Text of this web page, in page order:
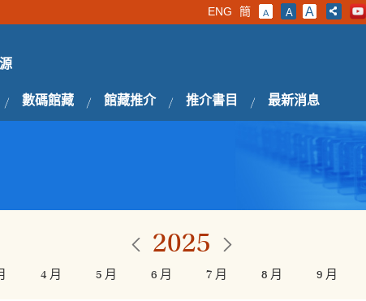
ENG 簡 A A A
數碼館藏 館藏推介 推介書目 最新消息
2025
4 月 5 月 6 月 7 月 8 月 9 月